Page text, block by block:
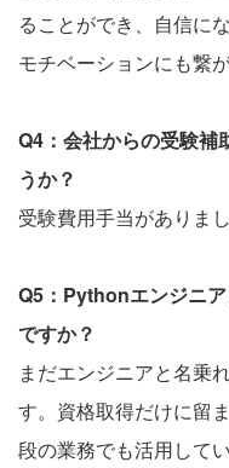
ることができ、自信に
モチベーションにも繋
Q4：会社からの受験補
うか？
受験費用手当がありまし
Q5：Pythonエンジニ
ですか？
まだエンジニアと名乗
す。資格取得だけに留
段の業務でも活用して